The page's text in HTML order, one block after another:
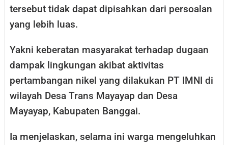
tersebut tidak dapat dipisahkan dari persoalan
yang lebih luas.
Yakni keberatan masyarakat terhadap dugaan
dampak lingkungan akibat aktivitas
pertambangan nikel yang dilakukan PT IMNI di
wilayah Desa Trans Mayayap dan Desa
Mayayap, Kabupaten Banggai.
Ia menjelaskan, selama ini warga mengeluhkan